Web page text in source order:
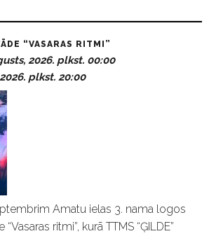
“VASARAS RITMI”
2026. plkst. 00:00
plkst. 20:00
Amatu ielas 3. nama logos
ritmi”, kurā TTMS “ĢILDE”